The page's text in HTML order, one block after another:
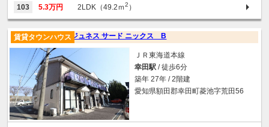
103 5.3万円 2LDK（49.2ｍ2 ）
ジュネス サード ニックス B
賃貸タウンハウス
ＪＲ東海道本線
幸田駅 / 徒歩6分
築年 27年 / 2階建
愛知県額田郡幸田町菱池字荒田56